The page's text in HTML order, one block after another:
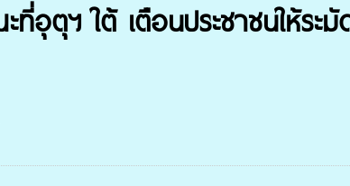
ที่อุตุฯ ใต้ เตือนประชาชนให้ร